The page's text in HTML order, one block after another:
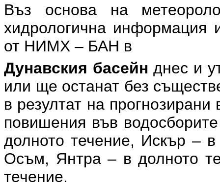
Въз основа на
хидрологична информация
от НИМХ – БАН в
Дунавския басейн днес и
или ще останат без
в резултат на
повишения във
долното течение, Искър –
Осъм, Янтра – в долното
течение.